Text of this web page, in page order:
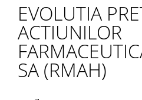
EVOLUTIA
ACTIUNILOR
SA (RMAH)